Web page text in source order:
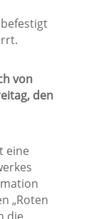
von
den
eine
„Roten